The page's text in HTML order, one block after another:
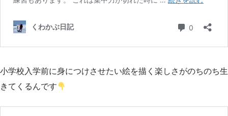
小学校入学前に身につけさせたい絵を描く楽しさがのちのち生
きてくるんです